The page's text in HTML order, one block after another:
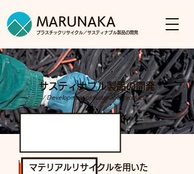
プラスチックリサイクル／サスティナブル製品の開発
MARUNAKA
サスティナブル製品の開発
/ Development of sustainable products
マテリアルリサイクルを用いた